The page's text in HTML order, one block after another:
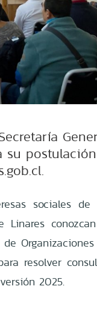
su
sociales de
Linares
resolver
2025.